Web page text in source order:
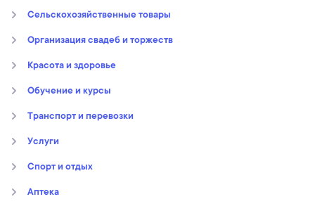
Сельскохозяйственные товары
Организация свадеб и торжеств
Kрасота и здоровье
Обучение и курсы
Транспорт и перевозки
Услуги
Спорт и отдых
Аптека